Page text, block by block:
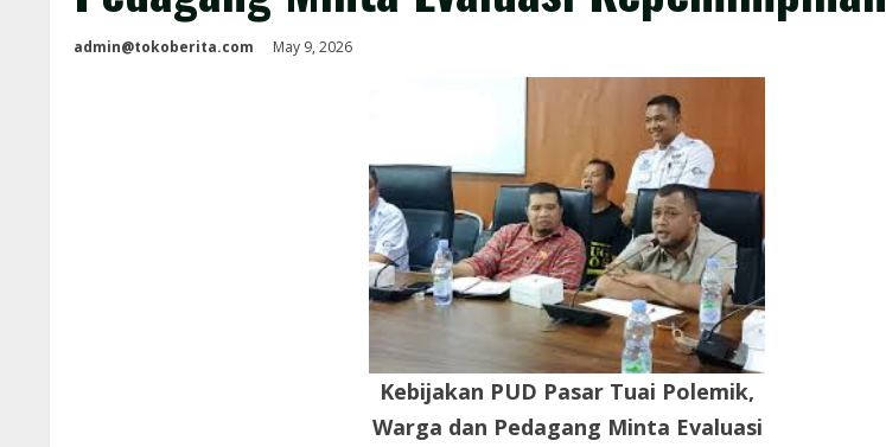
admin@tokoberita.com May 9, 2026
Kebijakan PUD Pasar Tuai Polemik,
Warga dan Pedagang Minta Evaluasi